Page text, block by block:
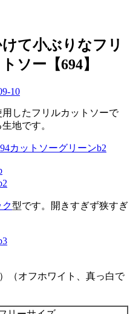
て小ぶりなフリ
ソー【694】
10
したフリルカットソーで
地です。
型です。開きすぎず狭すぎ
（オフホワイト、真っ白で